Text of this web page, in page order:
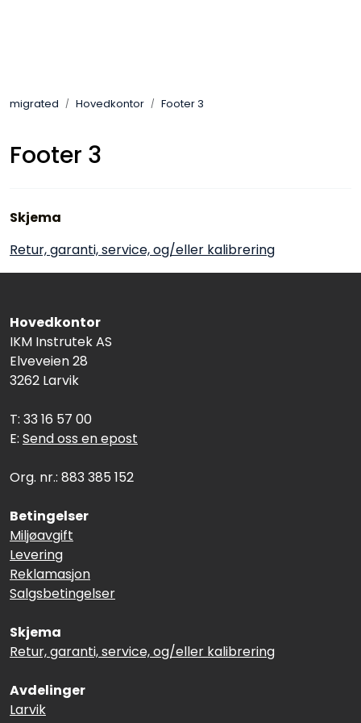
migrated Hovedkontor Footer 3
Footer 3
Skjema
Retur, garanti, service, og/eller kalibrering
Hovedkontor
IKM Instrutek AS
Elveveien 28
3262 Larvik
T: 33 16 57 00
E: Send oss en epost
Org. nr.: 883 385 152
Betingelser
Miljøavgift
Levering
Reklamasjon
Salgsbetingelser
Skjema
Retur, garanti, service, og/eller kalibrering
Avdelinger
Larvik
Elektro
Elektronikk
Frekvensomformere
Kalibratorer
Termografi
Undervisning
Maskinvern & Instrumentering
Tilbehør
Kampanjer
Outlet